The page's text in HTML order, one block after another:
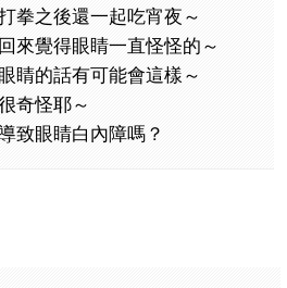
拳之後還一起吃宵夜～
來覺得眼睛一直怪怪的～
睛的話有可能會這樣～
奇怪耶～
致眼睛白內障嗎？